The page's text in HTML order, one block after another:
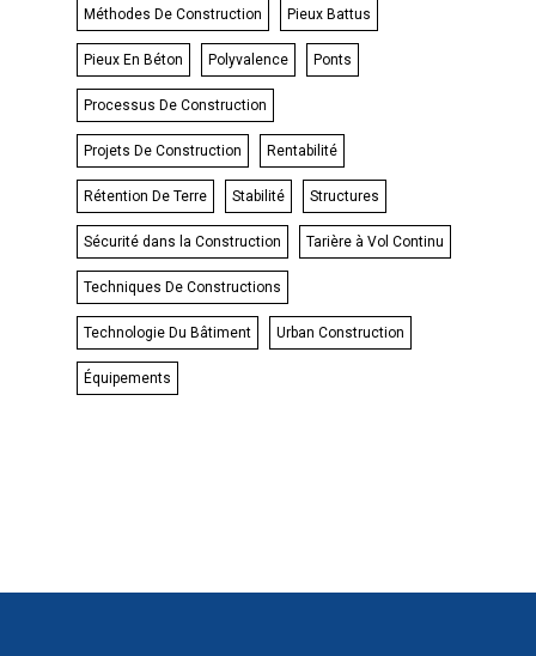
Méthodes De Construction Pieux Battus
Pieux En Béton Polyvalence Ponts
Processus De Construction
Projets De Construction Rentabilité
Rétention De Terre Stabilité Structures
Sécurité dans la Construction Tarière à Vol Continu
Techniques De Constructions
Technologie Du Bâtiment Urban Construction
Équipements